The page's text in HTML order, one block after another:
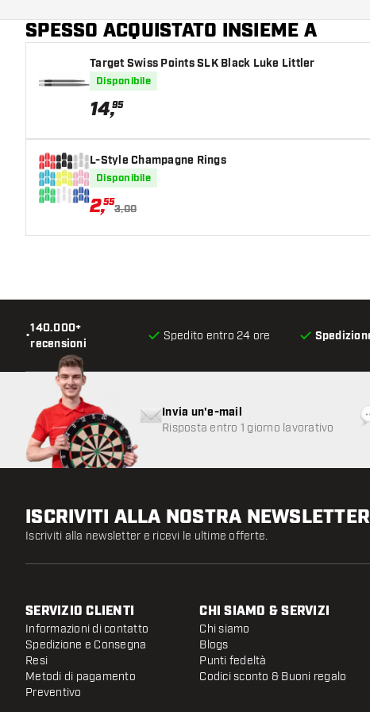
SPESSO ACQUISTATO INSIEME A
Target Swiss Points SLK Black Luke Littler
Disponibile
14,95
L-Style Champagne Rings
Disponibile
2,55
3,00
•
140.000+
recensioni
Spedito entro 24 ore
Invia un'e-mail
Risposta entro 1 giorno lavorativo
ISCRIVITI ALLA NOSTRA NEWSLETTER
Iscriviti alla newsletter e ricevi le ultime offerte.
SERVIZIO CLIENTI
Informazioni di contatto
Spedizione e Consegna
Resi
Metodi di pagamento
Preventivo
CHI SIAMO & SERVIZI
Chi siamo
Blogs
Punti fedeltà
Codici sconto & Buoni regalo